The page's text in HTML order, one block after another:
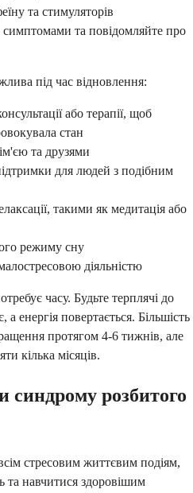
та стимуляторів
симптомами та повідомляйте про
під час відновлення:
або терапії, щоб
стан
та друзями
для людей з подібним
такими як медитація або
режиму сну
діяльністю
часу. Будьте терплячі до
енергія повертається. Більшість
протягом 4-6 тижнів, але
кілька місяців.
синдрому розбитого
стресовим життєвим подіям,
та навчитися здоровішим